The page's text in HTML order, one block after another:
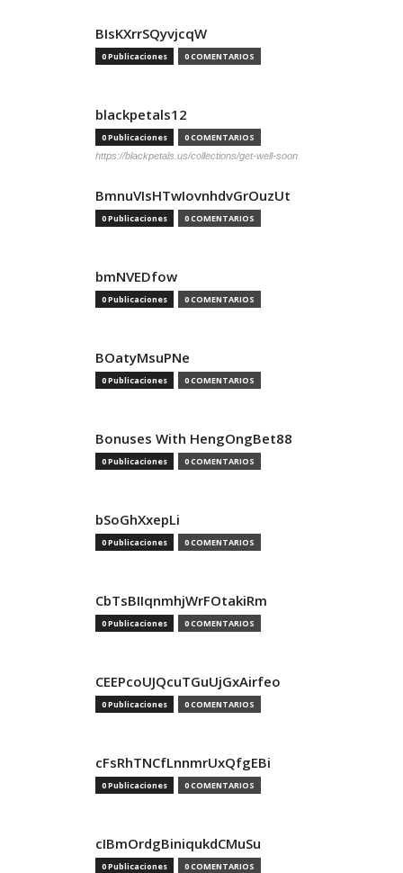
BIsKXrrSQyvjcqW
0 Publicaciones 0 COMENTARIOS
blackpetals12
0 Publicaciones 0 COMENTARIOS
https://blackpetals.us/collections/get-well-soon
BmnuVIsHTwIovnhdvGrOuzUt
0 Publicaciones 0 COMENTARIOS
bmNVEDfow
0 Publicaciones 0 COMENTARIOS
BOatyMsuPNe
0 Publicaciones 0 COMENTARIOS
Bonuses With HengOngBet88
0 Publicaciones 0 COMENTARIOS
bSoGhXxepLi
0 Publicaciones 0 COMENTARIOS
CbTsBIIqnmhjWrFOtakiRm
0 Publicaciones 0 COMENTARIOS
CEEPcoUJQcuTGuUjGxAirfeo
0 Publicaciones 0 COMENTARIOS
cFsRhTNCfLnnmrUxQfgEBi
0 Publicaciones 0 COMENTARIOS
cIBmOrdgBiniqukdCMuSu
0 Publicaciones 0 COMENTARIOS